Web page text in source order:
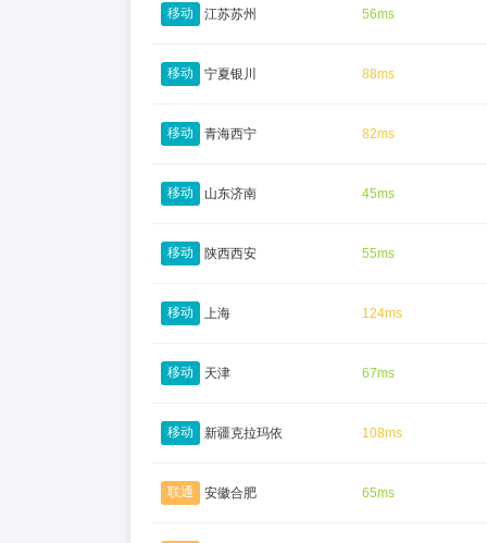
移动 江苏苏州 56ms
移动 宁夏银川 88ms
移动 青海西宁 82ms
移动 山东济南 45ms
移动 陕西西安 55ms
移动 上海 124ms
移动 天津 67ms
移动 新疆克拉玛依 108ms
联通 安徽合肥 65ms